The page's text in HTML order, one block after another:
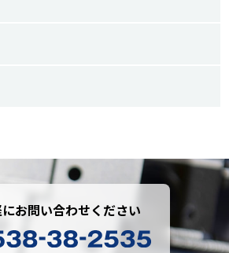
お問い合わせください